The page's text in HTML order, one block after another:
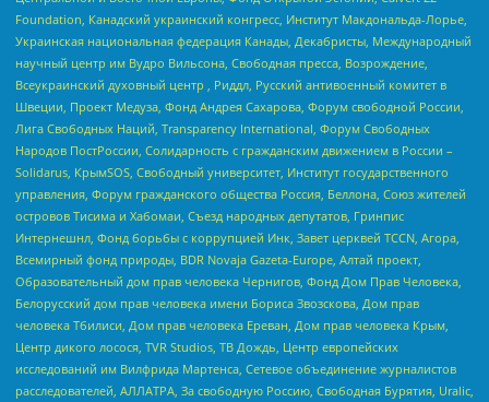
Foundation, Канадский украинский конгресс, Институт Макдональда-Лорье,
Украинская национальная федерация Канады, Декабристы, Международный
научный центр им Вудро Вильсона, Свободная пресса, Возрождение,
Всеукраинский духовный центр , Риддл, Русский антивоенный комитет в
Швеции, Проект Медуза, Фонд Андрея Сахарова, Форум свободной России,
Лига Свободных Наций, Transparеncy International, Форум Свободных
Народов ПостРоссии, Солидарность с гражданским движением в России –
Solidarus, КрымSOS, Свободный университет, Институт государственного
управления, Форум гражданского общества Россия, Беллона, Союз жителей
островов Тисима и Хабомаи, Съезд народных депутатов, Гринпис
Интернешнл, Фонд борьбы с коррупцией Инк, Завет церквей TCCN, Агора,
Всемирный фонд природы, BDR Novaja Gazeta-Europe, Алтай проект,
Образовательный дом прав человека Чернигов, Фонд Дом Прав Человека,
Белорусский дом прав человека имени Бориса Звозскова, Дом прав
человека Тбилиси, Дом прав человека Ереван, Дом прав человека Крым,
Центр дикого лосося, TVR Studios, ТВ Дождь, Центр европейских
исследований им Вилфрида Мартенса, Сетевое объединение журналистов
расследователей, АЛЛАТРА, За свободную Россию, Свободная Бурятия, Uralic,